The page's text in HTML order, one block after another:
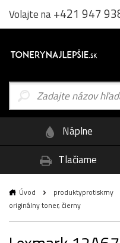
Volajte na+421 947
Náplne
Tlačiarne
Úvod produktyprotiskrny
originálny toner, čierny